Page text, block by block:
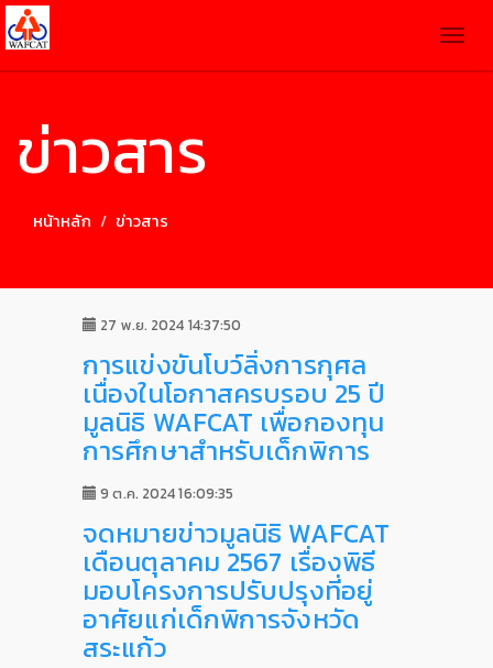
ข่าวสาร
หน้าหลัก ข่าวสาร
27 พ.ย. 2024 14:37:50
การแข่งขันโบว์ลิ่งการกุศล
เนื่องในโอกาสครบรอบ 25 ปี
มูลนิธิ WAFCAT เพื่อกองทุน
การศึกษาสำหรับเด็กพิการ
9 ต.ค. 2024 16:09:35
จดหมายข่าวมูลนิธิ WAFCAT
เดือนตุลาคม 2567 เรื่องพิธี
มอบโครงการปรับปรุงที่อยู่
อาศัยแก่เด็กพิการจังหวัด
สระแก้ว